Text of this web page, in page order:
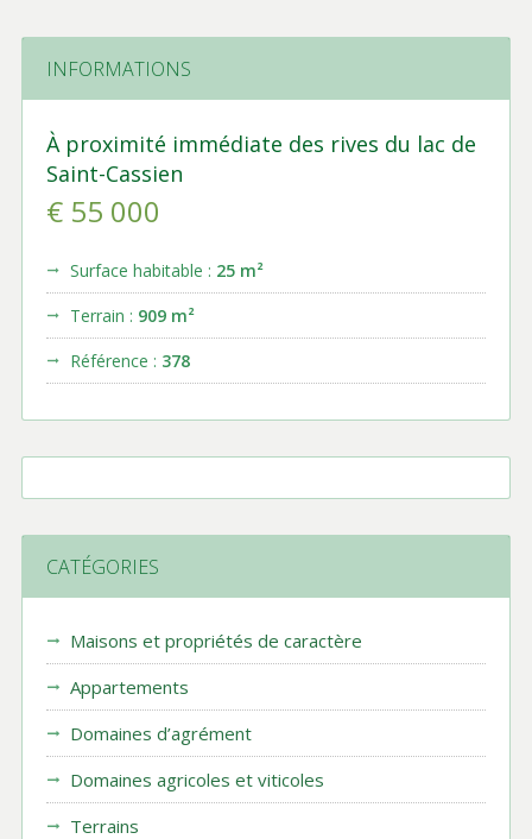
INFORMATIONS
À proximité immédiate des rives du lac de
Saint-Cassien
€ 55 000
Surface habitable : 25 m²
Terrain : 909 m²
Référence : 378
CATÉGORIES
Maisons et propriétés de caractère
Appartements
Domaines d’agrément
Domaines agricoles et viticoles
Terrains